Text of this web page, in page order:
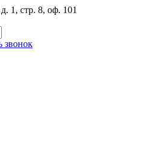
1, стр. 8, оф. 101
звонок